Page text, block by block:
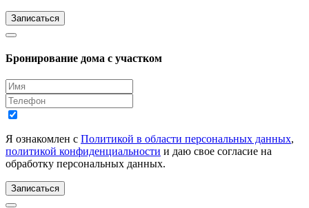
Записаться
Бронирование дома с участком
Я ознакомлен с Политикой в области персональных данных,
политикой конфиденциальности и даю свое согласие на
обработку персональных данных.
Записаться